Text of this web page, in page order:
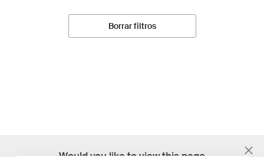
Borrar filtros